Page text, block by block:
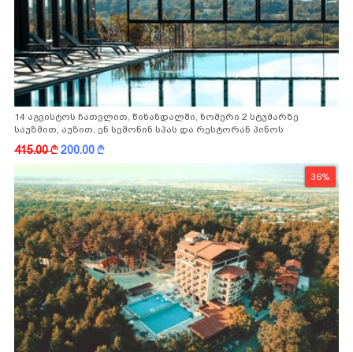
14 აგვისტოს ჩათვლით, წინანდალში, ნომერი 2 სტუმარზე
საუზმით, აუზით, ენ სემონინ სპას და რესტორან პინოს
ფასდაკლებით
415.00k200.00k
36%